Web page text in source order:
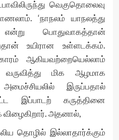
வெகுதொலைவு
‘நாநலம் யாநலத்து
பொதுவாகத்தான்
உயிரான உள்ளடக்கம்.
ஆகியவற்றையெல்லாம்
மிக ஆழமாக
இருப்பதால்
இப்பாடற் கருத்தினை
விழைகிறார். அதனால்,
தொழில் இல்லாதார்க்கும்